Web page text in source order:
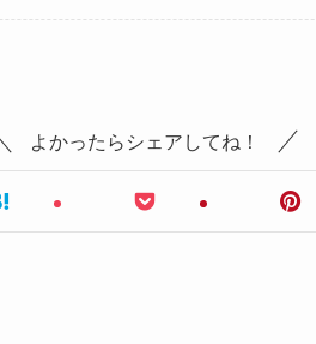
よかったらシェアしてね！